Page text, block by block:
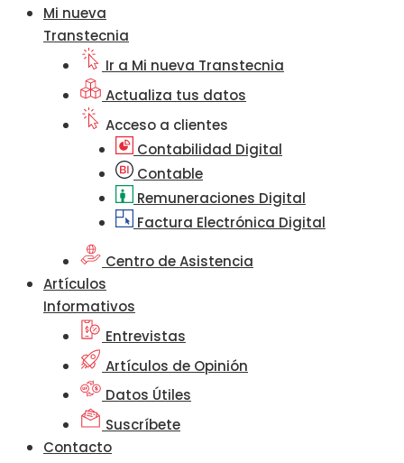
Mi nueva
Transtecnia
Ir a Mi nueva Transtecnia
Actualiza tus datos
Acceso a clientes
Contabilidad Digital
Contable
Remuneraciones Digital
Factura Electrónica Digital
Centro de Asistencia
Artículos
Informativos
Entrevistas
Artículos de Opinión
Datos Útiles
Suscríbete
Contacto